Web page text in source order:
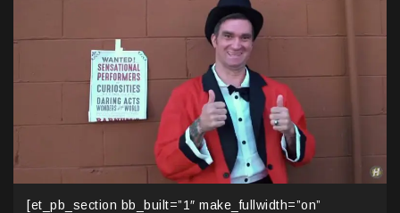
[et_pb_section bb_built=”1″ make_fullwidth=”on”